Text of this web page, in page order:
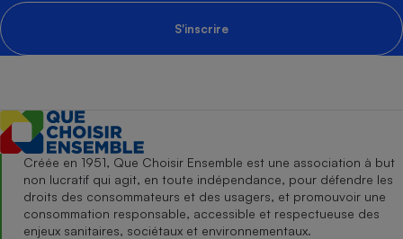
S'inscrire
Créée en 1951, Que Choisir Ensemble est une association à but
non lucratif qui agit, en toute indépendance, pour défendre les
droits des consommateurs et des usagers, et promouvoir une
consommation responsable, accessible et respectueuse des
enjeux sanitaires, sociétaux et environnementaux.